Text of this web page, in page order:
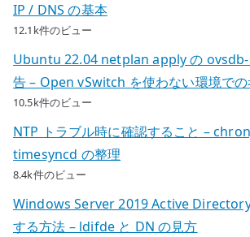
IP / DNS の基本
12.1k件のビュー
Ubuntu 22.04 netplan apply の
告 – Open vSwitch を使わない環境で
10.5k件のビュー
NTP トラブル時に確認すること –
timesyncd の整理
8.4k件のビュー
Windows Server 2019 Active
する方法 – ldifde と DN の見方